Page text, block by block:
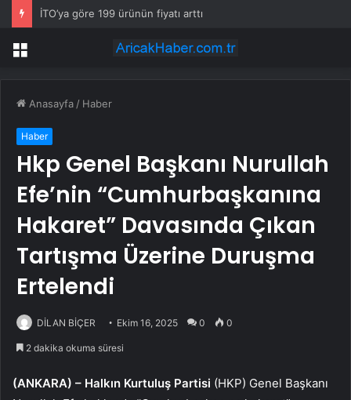
İTO’ya göre 199 ürünün fiyatı arttı
Menü
Anasayfa / Haber
Haber
Hkp Genel Başkanı Nurullah
Efe’nin “Cumhurbaşkanına
Hakaret” Davasında Çıkan
Tartışma Üzerine Duruşma
Ertelendi
DİLAN BİÇER Ekim 16, 2025 0 0
2 dakika okuma süresi
(ANKARA) – Halkın Kurtuluş Partisi (HKP) Genel Başkanı